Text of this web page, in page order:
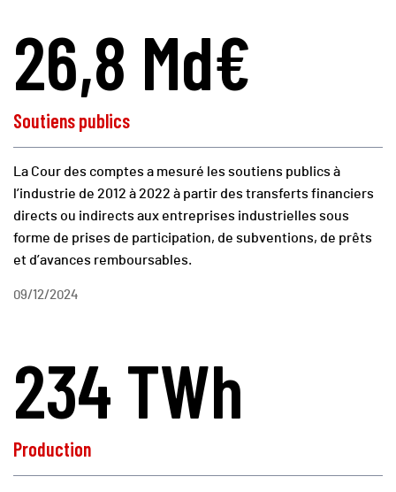
26,8 Md€
Soutiens publics
La Cour des comptes a mesuré les soutiens publics à
l’industrie de 2012 à 2022 à partir des transferts financiers
directs ou indirects aux entreprises industrielles sous
forme de prises de participation, de subventions, de prêts
et d’avances remboursables.
09/12/2024
234 TWh
Production